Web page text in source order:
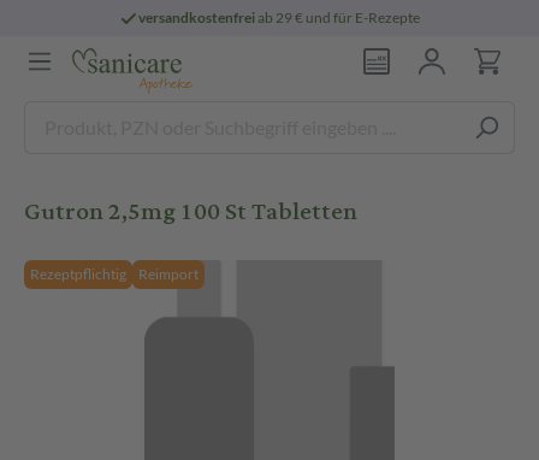
versandkostenfreiab 29 € und für E-Rezepte
Gutron 2,5mg 100 St Tabletten
Rezeptpflichtig Reimport